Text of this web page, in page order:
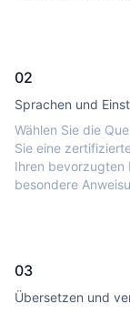
02
Sprachen und
Wählen Sie die
Sie eine
Ihren bevorzugten
besondere
03
Übersetzen und